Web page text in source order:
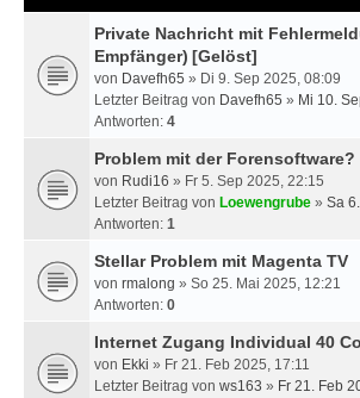
Private Nachricht mit
Empfänger) [Gelöst]
von Davefh65 » Di 9. Sep 2025, 08:09
Letzter Beitrag von Davefh65 » Mi 10.
Antworten: 4
Problem mit der Forensoftware?
von Rudi16 » Fr 5. Sep 2025, 22:15
Letzter Beitrag von Loewengrube » Sa
Antworten: 1
Stellar Problem mit Magenta TV
von rmalong » So 25. Mai 2025, 12:21
Antworten: 0
Internet Zugang Individual 40
von Ekki » Fr 21. Feb 2025, 17:11
Letzter Beitrag von ws163 » Fr 21. Feb